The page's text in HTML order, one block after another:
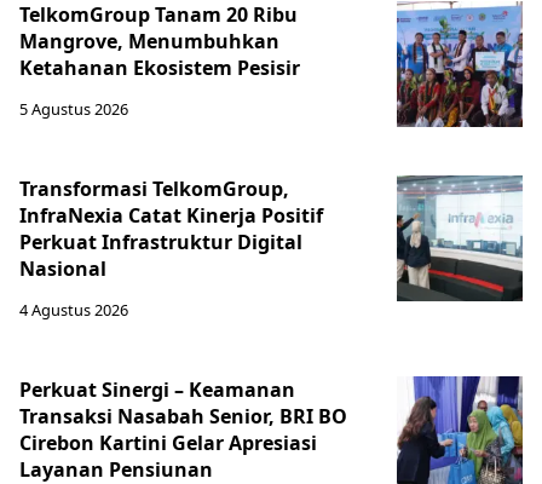
TelkomGroup Tanam 20 Ribu
Mangrove, Menumbuhkan
Ketahanan Ekosistem Pesisir
5 Agustus 2026
Transformasi TelkomGroup,
InfraNexia Catat Kinerja Positif
Perkuat Infrastruktur Digital
Nasional
4 Agustus 2026
Perkuat Sinergi – Keamanan
Transaksi Nasabah Senior, BRI BO
Cirebon Kartini Gelar Apresiasi
Layanan Pensiunan